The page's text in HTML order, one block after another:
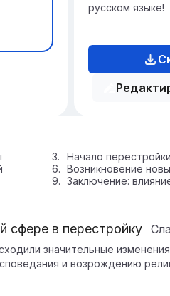
русском языке!
Начало
Возникновение
Заключение:
сфере в перестройку
значительные
и возрождению